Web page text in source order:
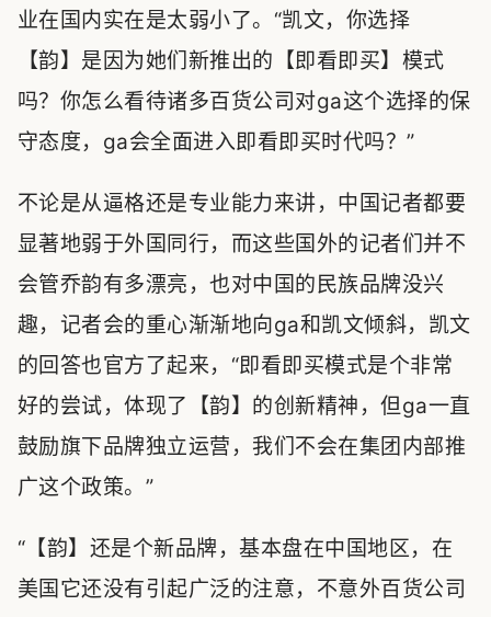
业在国内实在是太弱小了。“凯文，你选择
【韵】是因为她们新推出的【即看即买】模式
吗？你怎么看待诸多百货公司对ga这个选择的保
守态度，ga会全面进入即看即买时代吗？”
不论是从逼格还是专业能力来讲，中国记者都要
显著地弱于外国同行，而这些国外的记者们并不
会管乔韵有多漂亮，也对中国的民族品牌没兴
趣，记者会的重心渐渐地向ga和凯文倾斜，凯文
的回答也官方了起来，“即看即买模式是个非常
好的尝试，体现了【韵】的创新精神，但ga一直
鼓励旗下品牌独立运营，我们不会在集团内部推
广这个政策。”
“【韵】还是个新品牌，基本盘在中国地区，在
美国它还没有引起广泛的注意，不意外百货公司